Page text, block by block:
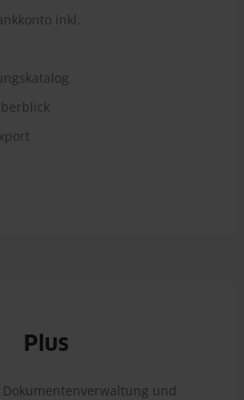
inkl.
Plus
Dokumentenverwaltung und